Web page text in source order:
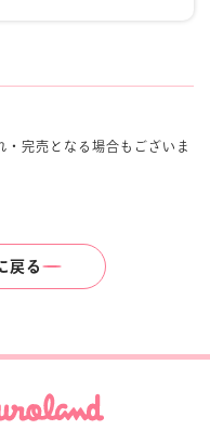
完売となる場合もございま
戻る